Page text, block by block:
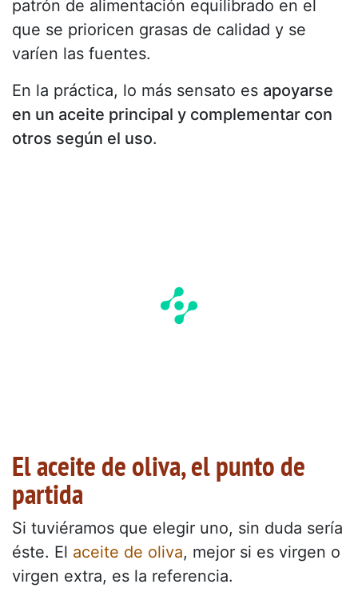
patrón de alimentación equilibrado en el
que se prioricen grasas de calidad y se
varíen las fuentes.
En la práctica, lo más sensato es apoyarse
en un aceite principal y complementar con
otros según el uso.
El aceite de oliva, el punto de
partida
Si tuviéramos que elegir uno, sin duda sería
éste. El aceite de oliva, mejor si es virgen o
virgen extra, es la referencia.